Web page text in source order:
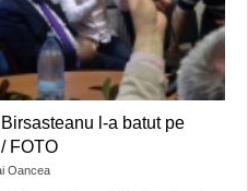
l-a batut pe
FOTO
Oancea